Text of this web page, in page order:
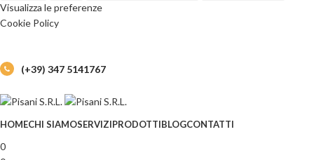
Visualizza le preferenze
Cookie Policy
(+39) 347 5141767
HOMECHI SIAMOSERVIZIPRODOTTIBLOGCONTATTI
0